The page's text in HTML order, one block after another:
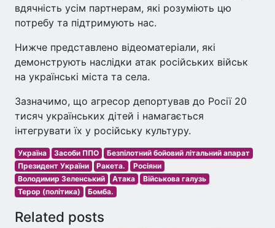
вдячність усім партнерам, які розуміють цю
потребу та підтримують нас.
Нижче представлено відеоматеріали, які
демонструють наслідки атак російських військ
на українські міста та села.
Зазначимо, що агресор депортував до Росії 20
тисяч українських дітей і намагається
інтегрувати їх у російську культуру.
Україна Засоби ППО
Безпілотний бойовий літальний апарат
Президент України
Ракета.
Росіяни
Володимир Зеленський
Атака
Військова галузь
Терор (політика)
Бомба.
Related posts